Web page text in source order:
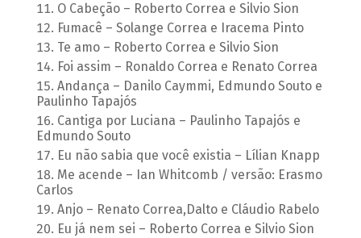
O Cabeção – Roberto Correa e Silvio Sion
Fumacê – Solange Correa e Iracema Pinto
Te amo – Roberto Correa e Silvio Sion
Foi assim – Ronaldo Correa e Renato Correa
Andança – Danilo Caymmi, Edmundo Souto e
Paulinho Tapajós
Cantiga por Luciana – Paulinho Tapajós e
Edmundo Souto
Eu não sabia que você existia – Lílian Knapp
Me acende – Ian Whitcomb / versão: Erasmo
Carlos
Anjo – Renato Correa,Dalto e Cláudio Rabelo
Eu já nem sei – Roberto Correa e Silvio Sion